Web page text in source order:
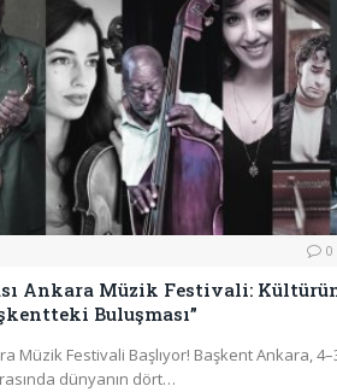
0
Ankara Müzik Festivali:
Buluşması”
Müzik Festivali Başlıyor! Başkent Ankara,
dünyanın dört…